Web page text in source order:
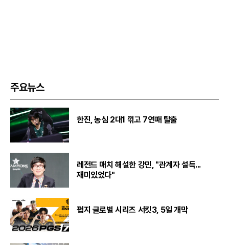
주요뉴스
한진, 농심 2대1 꺾고 7연패 탈출
레전드 매치 해설한 강민, "관계자 설득...
재미있었다"
펍지 글로벌 시리즈 서킷3, 5일 개막